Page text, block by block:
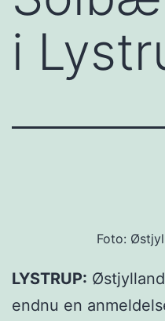
i
Foto:
LYSTRUP:
endnu en